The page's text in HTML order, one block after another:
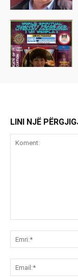
LINI NJË